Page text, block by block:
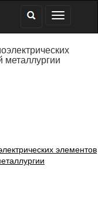
металлургии